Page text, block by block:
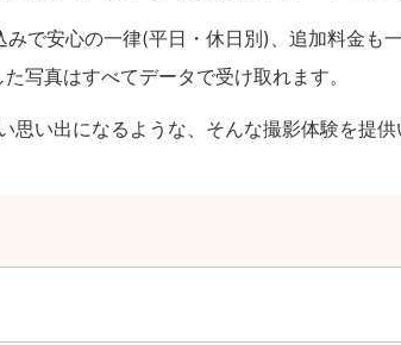
で安心の一律(平日・休日別)、追加料金も
写真はすべてデータで受け取れます。
思い出になるような、そんな撮影体験を提供